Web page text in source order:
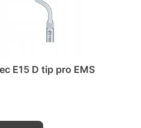
E15 D tip pro EMS